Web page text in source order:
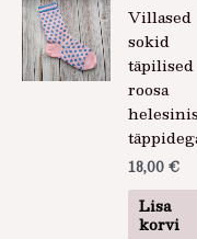
Villased
sokid
täpilised
roosa
18,00 €
Lisa
korvi